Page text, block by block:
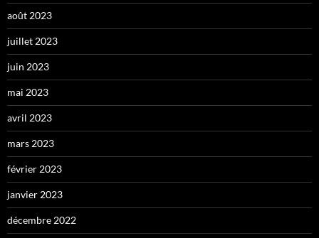
août 2023
juillet 2023
juin 2023
mai 2023
avril 2023
mars 2023
février 2023
janvier 2023
décembre 2022